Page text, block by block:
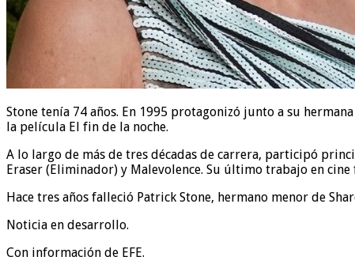
Stone tenía 74 años. En 1995 protagonizó junto a su
la película El fin de la noche.
A lo largo de más de tres décadas de carrera, participó
Eraser (Eliminador) y Malevolence. Su último trabajo en
Hace tres años falleció Patrick Stone, hermano menor de
Noticia en desarrollo.
Con información de EFE.